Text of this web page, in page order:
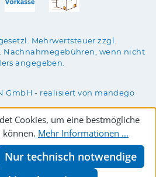
Mehrwertsteuer zzgl.
Nachnahmegebühren, wenn nicht
angegeben.
GmbH - realisiert von mandego
Cookies, um eine bestmögliche
können. Mehr Informationen ...
Nur technisch notwendige